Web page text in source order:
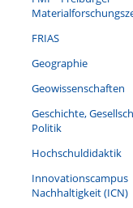
FRIAS
Geographie
Geowissenschaften
Geschichte,
Politik
Hochschuldidaktik
Innovationscampus
Nachhaltigkeit (ICN)